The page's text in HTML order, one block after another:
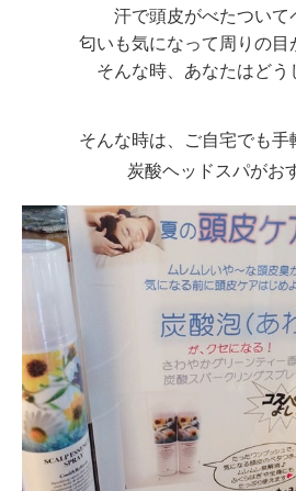
汗で頭皮がべたついて
匂いも気になって周りの目
そんな時、あなたはどう
そんな時は、ご自宅でも手
炭酸ヘッドスパがお